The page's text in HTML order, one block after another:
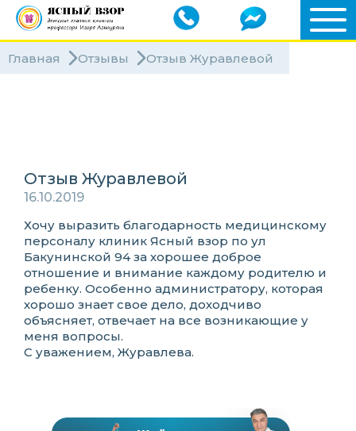
Главная Отзывы Отзыв Журавлевой
Отзыв Журавлевой
16.10.2019
Хочу выразить благодарность медицинскому
персоналу клиник Ясный взор по ул
Бакунинской 94 за хорошее доброе
отношение и внимание каждому родителю и
ребенку. Особенно администратору, которая
хорошо знает свое дело, доходчиво
объясняет, отвечает на все возникающие у
меня вопросы.
С уважением, Журавлева.